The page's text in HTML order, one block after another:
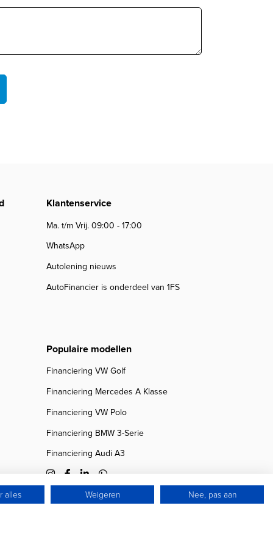
Klantenservice
Ma. t/m Vrij. 09:00 - 17:00
WhatsApp
Autolening nieuws
AutoFinancier is onderdeel van 1FS
Populaire modellen
Financiering VW Golf
Financiering Mercedes A Klasse
Financiering VW Polo
Financiering BMW 3-Serie
Financiering Audi A3
alles Weigeren Nee, pas aan